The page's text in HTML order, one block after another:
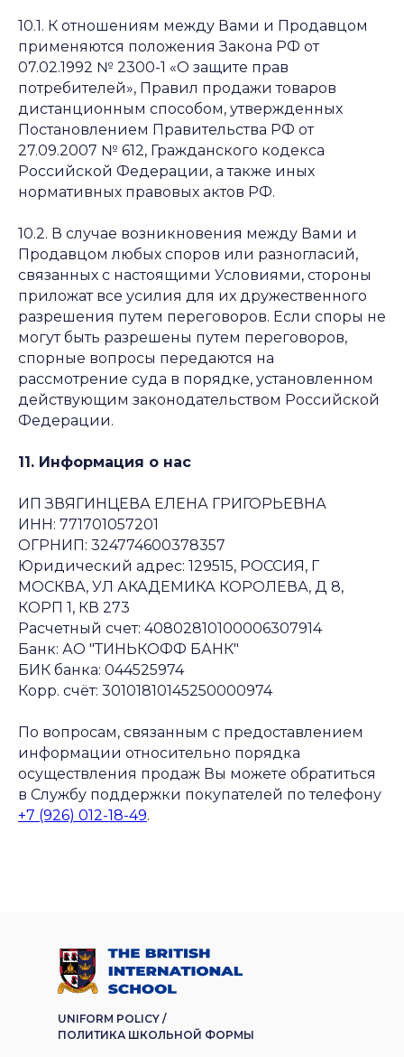
10.1. К отношениям между Вами и Продавцом
применяются положения Закона РФ от
07.02.1992 № 2300-1 «О защите прав
потребителей», Правил продажи товаров
дистанционным способом, утвержденных
Постановлением Правительства РФ от
27.09.2007 № 612, Гражданского кодекса
Российской Федерации, а также иных
нормативных правовых актов РФ.
10.2. В случае возникновения между Вами и
Продавцом любых споров или разногласий,
связанных с настоящими Условиями, стороны
приложат все усилия для их дружественного
разрешения путем переговоров. Если споры не
могут быть разрешены путем переговоров,
спорные вопросы передаются на
рассмотрение суда в порядке, установленном
действующим законодательством Российской
Федерации.
11. Информация о нас
ИП ЗВЯГИНЦЕВА ЕЛЕНА ГРИГОРЬЕВНА
ИНН: 771701057201
ОГРНИП: 324774600378357
Юридический адрес: 129515, РОССИЯ, Г
МОСКВА, УЛ АКАДЕМИКА КОРОЛЕВА, Д 8,
КОРП 1, КВ 273
Расчетный счет: 40802810100006307914
Банк: АО "ТИНЬКОФФ БАНК"
БИК банка: 044525974
Корр. счёт: 30101810145250000974
По вопросам, связанным с предоставлением
информации относительно порядка
осуществления продаж Вы можете обратиться
в Службу поддержки покупателей по телефону
+7 (926) 012-18-49.
UNIFORM POLICY /
ПОЛИТИКА ШКОЛЬНОЙ ФОРМЫ